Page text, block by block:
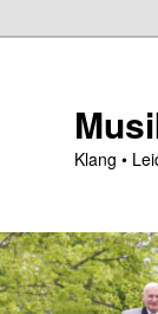
Klang •